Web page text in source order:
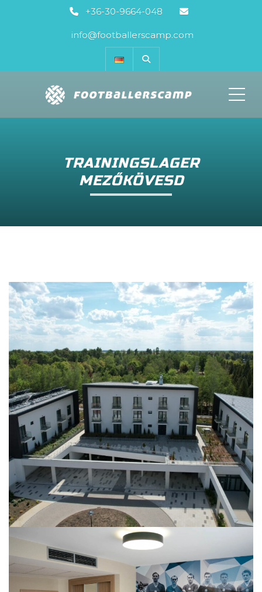
+36-30-9664-048
info@footballerscamp.com
TRAININGSLAGER
MEZŐKÖVESD